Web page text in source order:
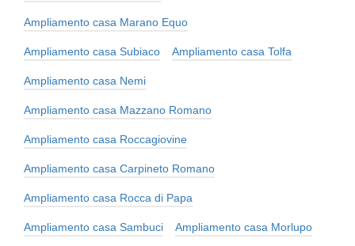
Ampliamento casa Marano Equo
Ampliamento casa Subiaco Ampliamento casa Tolfa
Ampliamento casa Nemi
Ampliamento casa Mazzano Romano
Ampliamento casa Roccagiovine
Ampliamento casa Carpineto Romano
Ampliamento casa Rocca di Papa
Ampliamento casa Sambuci Ampliamento casa Morlupo